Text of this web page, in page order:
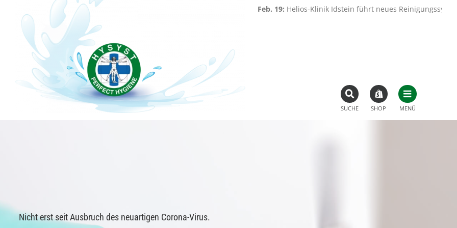
Helios-Klinik Idstein führt neues Reinigungssystem ein
SUCHE SHOP MENÜ
Nicht erst seit Ausbruch des neuartigen Corona-Virus.